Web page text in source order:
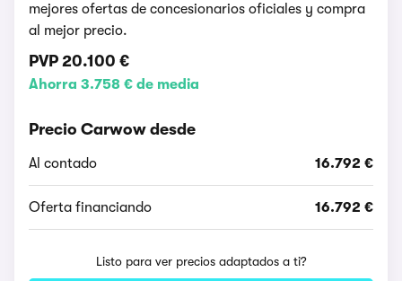
mejores ofertas de concesionarios oficiales y compra
al mejor precio.
PVP 20.100 €
Ahorra 3.758 € de media
Precio Carwow desde
Al contado 16.792 €
Oferta financiando 16.792 €
Listo para ver precios adaptados a ti?